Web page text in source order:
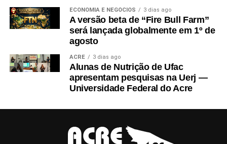
ECONOMIA E NEGÓCIOS 3 dias ago
A versão beta de “Fire Bull Farm”
será lançada globalmente em 1º de
agosto
ACRE 3 dias ago
Alunas de Nutrição de Ufac
apresentam pesquisas na Uerj —
Universidade Federal do Acre